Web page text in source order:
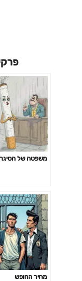
משפטה של
מחיר החופש